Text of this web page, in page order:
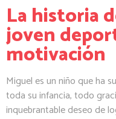
La historia
joven
motivación
Miguel es un niño que ha
toda su infancia, todo
inquebrantable deseo de